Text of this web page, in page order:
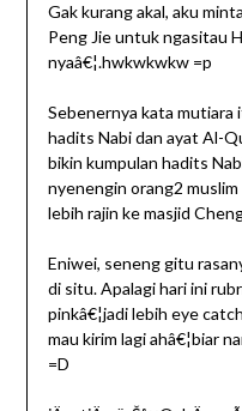
Gak kurang akal, aku
Peng Jie untuk ngasitau
nyaâ€¦.hwkwkwkw =p
Sebenernya kata mutiara
hadits Nabi dan ayat Al-
bikin kumpulan hadits
nyenengin orang2 muslim
lebih rajin ke masjid
Eniwei, seneng gitu
di situ. Apalagi hari ini
pinkâ€¦jadi lebih eye
mau kirim lagi ahâ€¦biar
=D